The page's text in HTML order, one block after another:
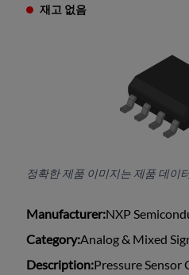
재고 없음
정확한 제품 이미지는 제품 데이
Manufacturer:NXP
Category:Analog & Mixed
Description:Pressure Sensor